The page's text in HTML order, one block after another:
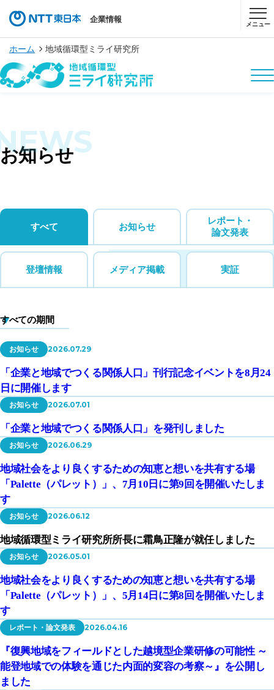
企業情報
メニュー
ホーム 地域循環型ミライ研究所
お知らせ
すべて お知らせ
レポート・
論文発表
登壇情報 メディア掲載 実証
お知らせ 2026.07.29
「企業と地域でつくる関係人口」刊行記念イベントを8月24
日に開催します
お知らせ 2026.07.01
「企業と地域でつくる関係人口」を発刊しました
お知らせ 2026.06.29
地域社会をより良くするための知恵と想いを共有する場
「Palette（パレット）」、7月10日に第9回を開催いたしま
す
お知らせ 2026.06.12
地域循環型ミライ研究所所長に霜鳥正隆が就任しました
お知らせ 2026.05.01
地域社会をより良くするための知恵と想いを共有する場
「Palette（パレット）」、5月14日に第8回を開催いたしま
す
レポート・論文発表 2026.04.16
『復興地域をフィールドとした越境型企業研修の可能性 ～
能登地域での体験を通じた内面的変容の考察～』を公開し
ました